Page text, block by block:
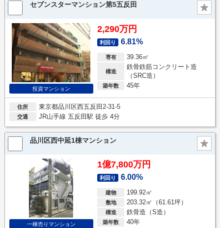
セブンスターマンション第5五反田
投資マンション
2,290万円
利回り 6.81%
専有 39.36㎡
構造
鉄骨鉄筋コンクリート造
（SRC造）
築年数 45年
住所 東京都品川区西五反田2-31-5
交通 JR山手線 五反田駅 徒歩 4分
品川区西中延1棟マンション
一棟売りマンション
1億7,800万円
利回り 6.00%
建物 199.92㎡
敷地 203.32㎡（61.61坪）
構造 鉄骨造（S造）
築年数 40年